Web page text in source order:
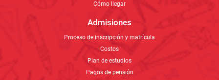
Cómo llegar
Admisiones
Proceso de inscripción y matrícula
Costos
Plan de estudios
Pagos de pensión